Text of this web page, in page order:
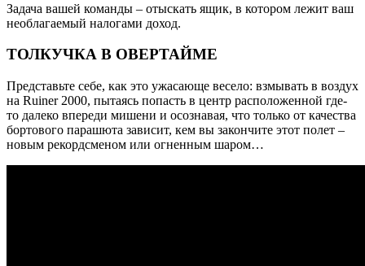
Задача вашей команды – отыскать ящик, в котором лежит ваш
необлагаемый налогами доход.
ТОЛКУЧКА В ОВЕРТАЙМЕ
Представьте себе, как это ужасающе весело: взмывать в воздух
на Ruiner 2000, пытаясь попасть в центр расположенной где-
то далеко впереди мишени и осознавая, что только от качества
бортового парашюта зависит, кем вы закончите этот полет –
новым рекордсменом или огненным шаром…